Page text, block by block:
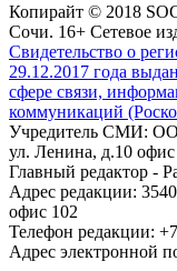
Копирайт © 2018
Сочи. 16+ Сетевое
Свидетельство о
29.12.2017 года
сфере связи,
коммуникаций
Учредитель СМИ:
ул. Ленина, д.10
Главный редактор -
Адрес редакции:
офис 102
Телефон редакции:
Адрес электронной